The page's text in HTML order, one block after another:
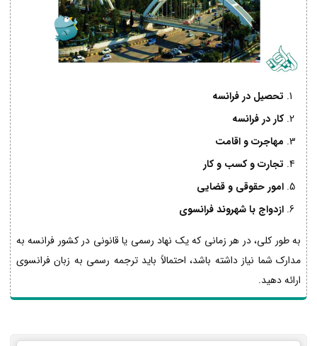
تحصیل در فرانسه
کار در فرانسه
مهاجرت و اقامت
تجارت و کسب و کار
امور حقوقی و قضایی
ازدواج با شهروند فرانسوی
به طور کلی، در هر زمانی که یک نهاد رسمی یا قانونی در کشور فرانسه به
مدارک شما نیاز داشته باشد، احتمالاً باید ترجمه رسمی به زبان فرانسوی
ارائه دهید.